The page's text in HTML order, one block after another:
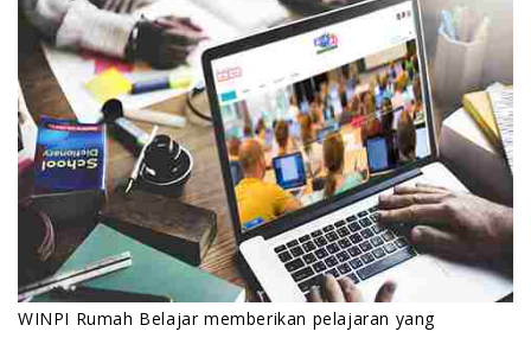
WINPI Rumah Belajar memberikan pelajaran yang